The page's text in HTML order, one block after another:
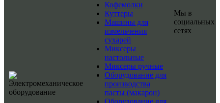
Кофемолки
Куттеры
Машины для
измельчения
сухарей
Миксеры
настольные
Миксеры ручные
Оборудование для
производства
пасты (макарон)
Оборудование для
Мы в
социальных
сетях